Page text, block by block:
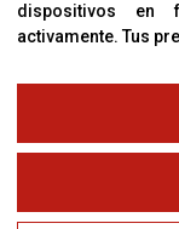
T. (+34) 93
Email:
dispositivos en
activamente.Tus